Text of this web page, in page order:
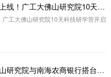
您的暑假“科学搭子”已上线！广工大佛山研究院10天科技研学营开启报名
广工大佛山研究院10天科技研学营开启
精准“相亲”！广工大佛山研究院与南海农商银行搭台，优质项目觅“伯乐”